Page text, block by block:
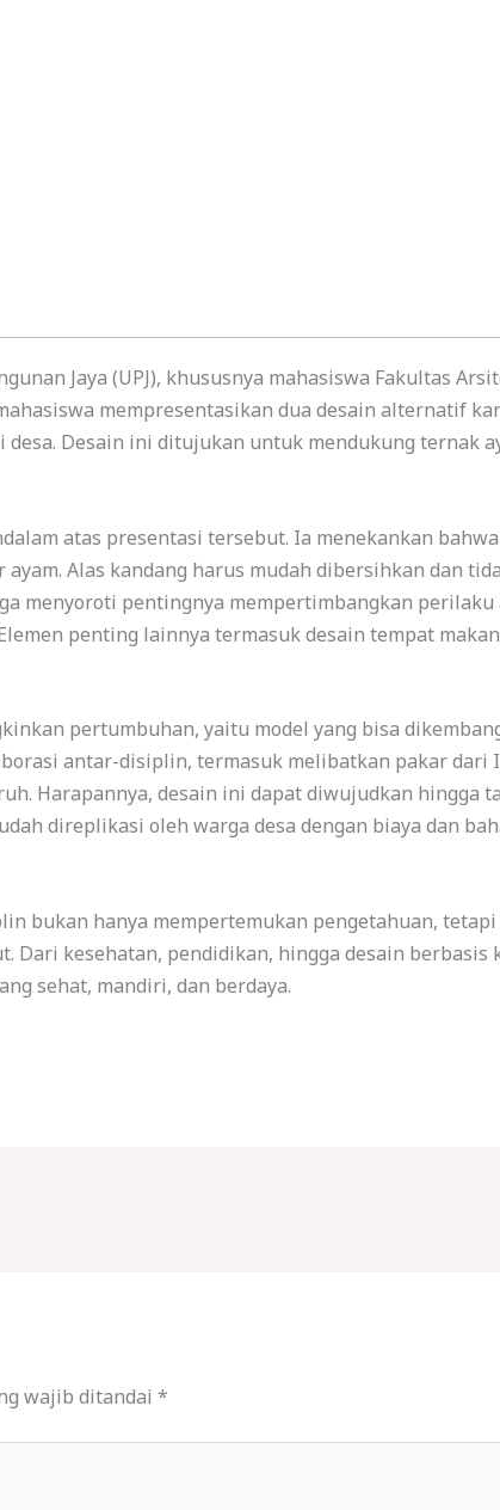
Jaya (UPJ), khususnya mahasiswa Fakultas
mempresentasikan dua desain alternatif
Desain ini ditujukan untuk mendukung ternak
atas presentasi tersebut. Ia menekankan
Alas kandang harus mudah dibersihkan dan
menyoroti pentingnya mempertimbangkan perilaku
penting lainnya termasuk desain tempat
pertumbuhan, yaitu model yang bisa
antar-disiplin, termasuk melibatkan pakar dari
Harapannya, desain ini dapat diwujudkan hingga
direplikasi oleh warga desa dengan biaya dan
bukan hanya mempertemukan pengetahuan,
Dari kesehatan, pendidikan, hingga desain berbasis
sehat, mandiri, dan berdaya.
wajib ditandai *